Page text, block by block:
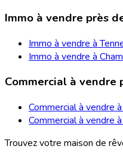
Immo à vendre près
Immo à vendre à
Immo à vendre à
Commercial à vendre
Commercial à vendre
Commercial à vendre
Trouvez votre maison de